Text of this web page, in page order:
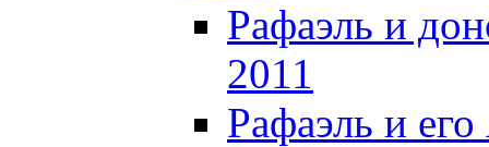
Рафаэль и
2011
Рафаэль и